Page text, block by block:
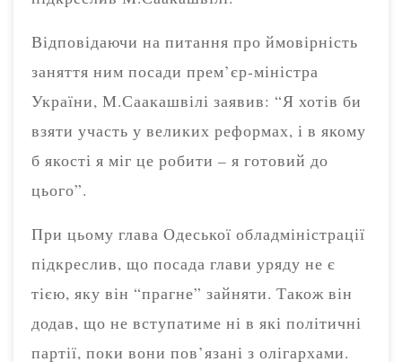
Відповідаючи на питання про ймовірність
заняття ним посади прем’єр-міністра
України, М.Саакашвілі заявив: “Я хотів би
взяти участь у великих реформах, і в якому
б якості я міг це робити – я готовий до
цього”.
При цьому глава Одеської обладміністрації
підкреслив, що посада глави уряду не є
тією, яку він “прагне” зайняти. Також він
додав, що не вступатиме ні в які політичні
партії, поки вони пов’язані з олігархами.